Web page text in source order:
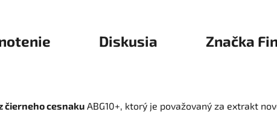
Diskusia Značka
cesnaku ABG10+, ktorý je považovaný za extrakt